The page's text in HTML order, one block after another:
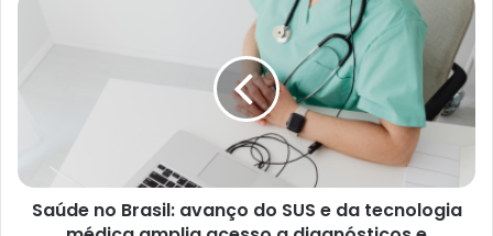
i
t
e
Saúde no Brasil: avanço do SUS e da tecnologia